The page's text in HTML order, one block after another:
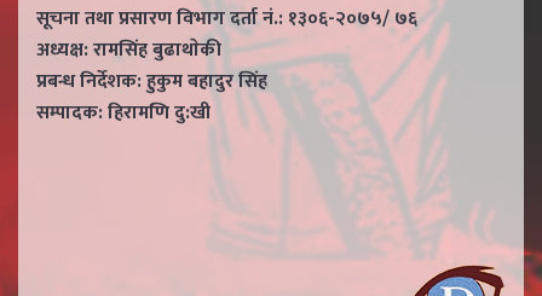
सूचना तथा प्रसारण विभाग दर्ता नं.: १३०६-२०७५/ ७६
अध्यक्ष: रामसिंह बुढाथाेकी
प्रबन्ध निर्देशक: हुकुम बहादुर सिंह
सम्पादक: हिरामणि दु:खी